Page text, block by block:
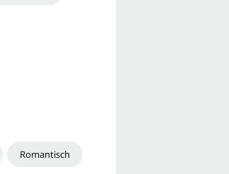
Romantisch